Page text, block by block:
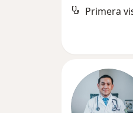
Primera